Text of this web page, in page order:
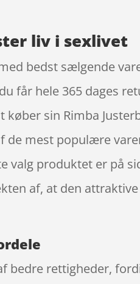
liv i sexlivet
bedst sælgende
får hele 365 dages
sin Rimba
de mest populære
valg produktet er på
af, at den
bedre rettigheder,